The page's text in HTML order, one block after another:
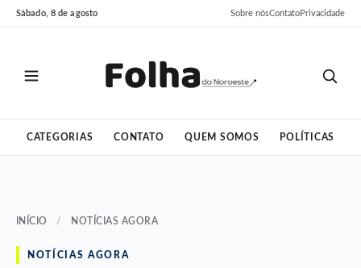
Pular
para
Pular
para
Sábado, 8 de agosto Sobre nósContatoPrivacidade
CATEGORIAS CONTATO QUEM SOMOS POLÍTICAS
INÍCIO / NOTÍCIAS AGORA
NOTÍCIAS AGORA